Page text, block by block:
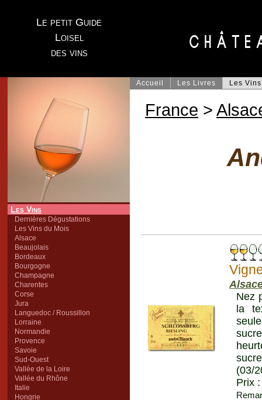
Le petit Guide
Loisel
des vins
Les Vins
Dernières Dégustations
Les Vins du Mois
Alsace
Beaujolais
Bordeaux
Bourgogne
Champagne
Charentes
Corse
Jura
Languedoc / Roussillon
Lorraine
Normandie
Provence
Savoie
Sud-Ouest
Vallée de la Loire
Vallée du Rhône
Italie
Hongrie
Accueil Les Livres Les Vins
France >
Nez
la
(03/
Prix